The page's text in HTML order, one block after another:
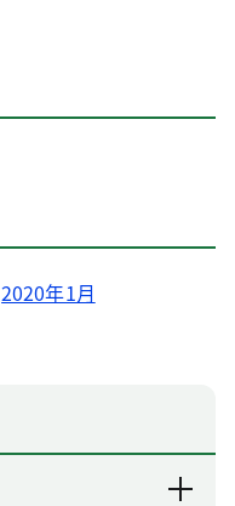
2020年1月